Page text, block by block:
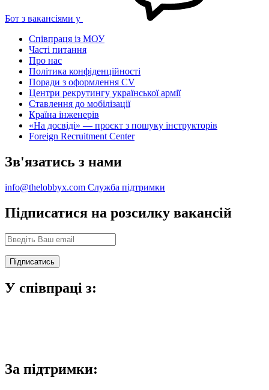
Бот з вакансіями у
Співпраця із МОУ
Часті питання
Про нас
Політика конфіденційності
Поради з оформлення CV
Центри рекрутингу української армії
Ставлення до мобілізації
Країна інженерів
«На досвіді» — проєкт з пошуку інструкторів
Foreign Recruitment Center
Зв'язатись з нами
info@thelobbyx.com Служба підтримки
Підписатися на розсилку вакансій
У співпраці з:
За підтримки: